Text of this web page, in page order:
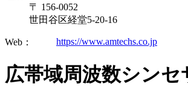
〒 156-0052
世田谷区経堂5-20-16
Web： https://www.amtechs.co.jp
広帯域周波数シンセ